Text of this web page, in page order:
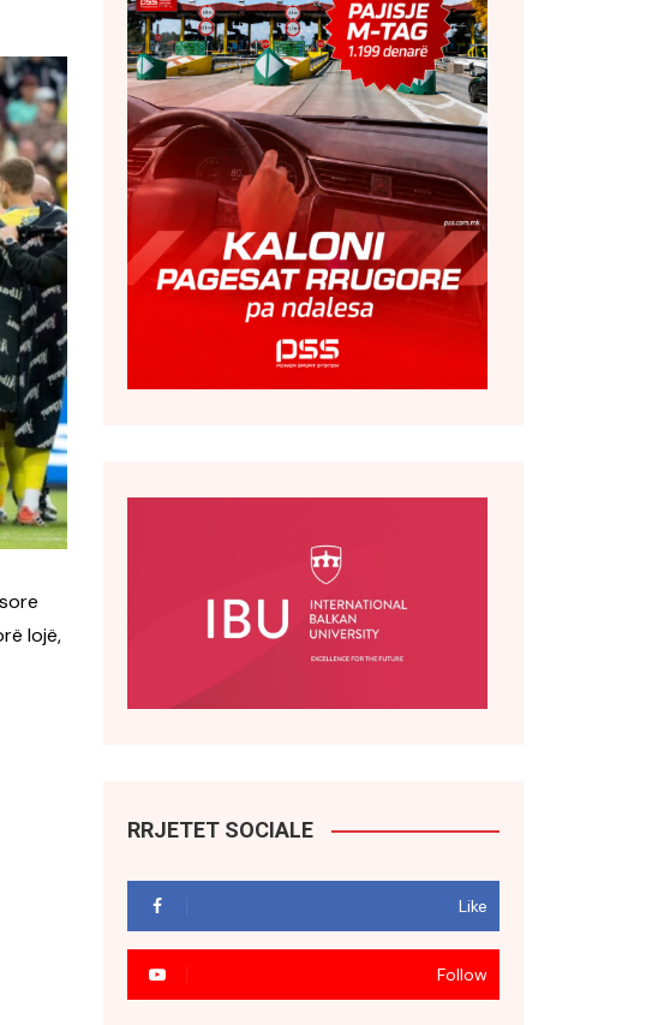
lojë,
RRJETET SOCIALE
Like
Follow